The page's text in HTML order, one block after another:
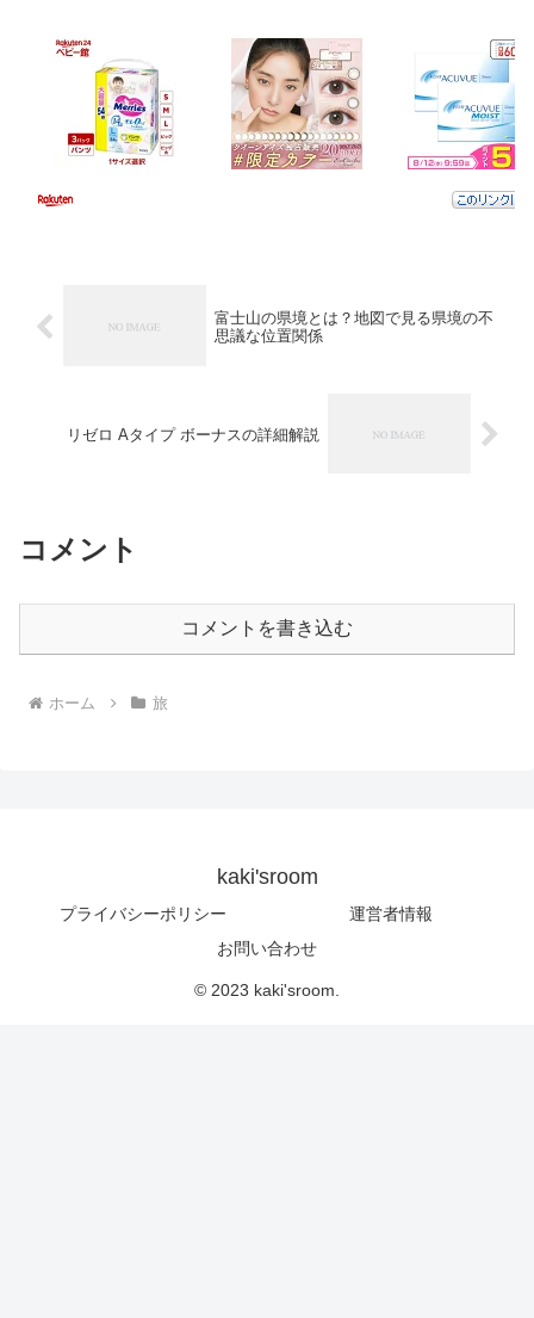
富士山の県境とは？地図で見る県境の不
思議な位置関係
リゼロ Aタイプ ボーナスの詳細解説
コメント
コメントを書き込む
ホーム 旅
kaki'sroom
プライバシーポリシー
運営者情報
お問い合わせ
© 2023 kaki'sroom.